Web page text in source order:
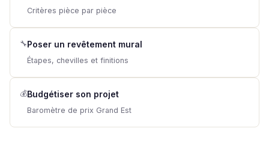
Critères pièce par pièce
🔧Poser un revêtement mural
Étapes, chevilles et finitions
💰Budgétiser son projet
Baromètre de prix Grand Est